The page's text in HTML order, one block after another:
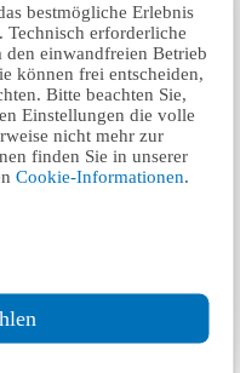
bestmögliche Erlebnis
Technisch erforderliche
den einwandfreien Betrieb
können frei entscheiden,
Bitte beachten Sie,
Einstellungen die volle
nicht mehr zur
finden Sie in unserer
Cookie-Informationen